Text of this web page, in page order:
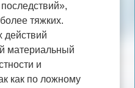
тяжких.
действий
материальный
и
как по ложному